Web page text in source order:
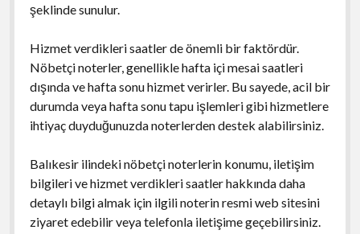
şeklinde sunulur.
Hizmet verdikleri saatler de önemli bir faktördür.
Nöbetçi noterler, genellikle hafta içi mesai saatleri
dışında ve hafta sonu hizmet verirler. Bu sayede, acil bir
durumda veya hafta sonu tapu işlemleri gibi hizmetlere
ihtiyaç duyduğunuzda noterlerden destek alabilirsiniz.
Balıkesir ilindeki nöbetçi noterlerin konumu, iletişim
bilgileri ve hizmet verdikleri saatler hakkında daha
detaylı bilgi almak için ilgili noterin resmi web sitesini
ziyaret edebilir veya telefonla iletişime geçebilirsiniz.